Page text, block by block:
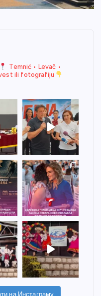
Temnić • Levač •
ili fotografiju
на Инстаграму